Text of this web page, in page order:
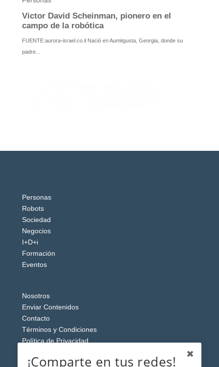
Personas
Robots
Sociedad
Negocios
I+D+i
Formación
Eventos
Nosotros
Enviar Contenidos
Contacto
Términos y Condiciones
Política de Privacidad
¡Comparte en tus redes!